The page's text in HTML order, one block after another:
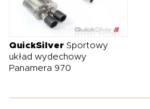
QuickSilver Sportowy
układ wydechowy
Panamera 970